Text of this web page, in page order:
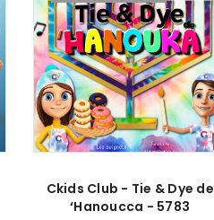
Ckids Club - Tie & Dye de
‘Hanoucca - 5783